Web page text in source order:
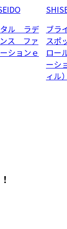
タル ラデ
ス ファ
ションｅ
ブラ
スポ
ロー
ーシ
ィル